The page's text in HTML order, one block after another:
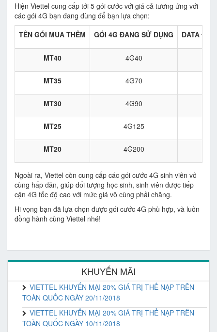
Hiện Viettel cung cấp tới 5 gói cước với giá cả tương ứng với
các gói 4G bạn đang dùng để bạn lựa chọn:
TÊN GÓI MUA THÊM
GÓI 4G ĐANG SỬ DỤNG DATA
MT40 4G40
MT35 4G70
MT30 4G90
MT25 4G125
MT20 4G200
Ngoài ra, Viettel còn cung cấp các gói cước 4G sinh viên vô
cùng hấp dẫn, giúp đối tượng học sinh, sinh viên được tiếp
cận 4G tốc độ cao với mức giá vô cùng phải chăng.
Hi vọng bạn đã lựa chọn được gói cước 4G phù hợp, và luôn
đồng hành cùng Viettel nhé!
KHUYẾN MÃI
VIETTEL KHUYẾN MẠI 20% GIÁ TRỊ THẺ NẠP TRÊN
TOÀN QUỐC NGÀY 20/11/2018
VIETTEL KHUYẾN MẠI 20% GIÁ TRỊ THẺ NẠP TRÊN
TOÀN QUỐC NGÀY 10/11/2018